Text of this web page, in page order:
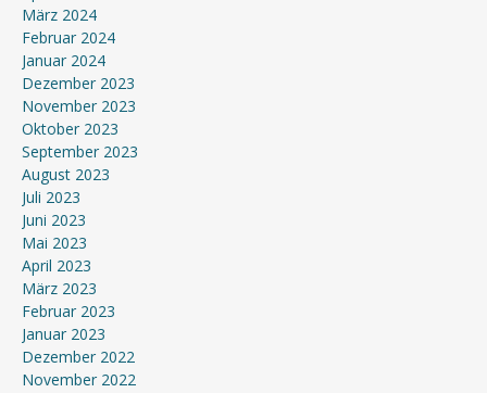
März 2024
Februar 2024
Januar 2024
Dezember 2023
November 2023
Oktober 2023
September 2023
August 2023
Juli 2023
Juni 2023
Mai 2023
April 2023
März 2023
Februar 2023
Januar 2023
Dezember 2022
November 2022